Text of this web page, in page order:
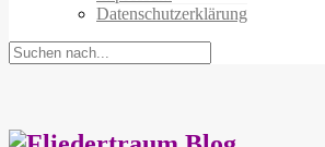
Datenschutzerklärung